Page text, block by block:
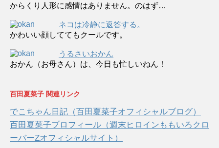
からくり人形に感情はありません。のはず…
ネコは冷静に返答する。
かわいい顔しててもクールです。
うるさいおかん
おかん（お母さん）は、今日も忙しいねん！
百田夏菜子 関連リンク
でこちゃん日記（百田夏菜子オフィシャルブログ）
百田夏菜子プロフィール（週末ヒロインももいろクロ
ーバーZオフィシャルサイト）